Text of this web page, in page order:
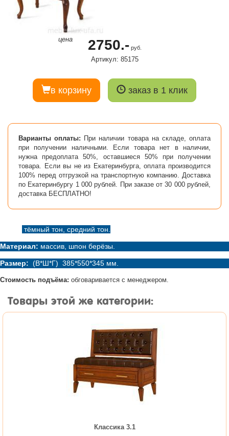
цена 2750.-руб.
Артикул: 85175
в корзину заказ в 1 клик
Варианты оплаты: При наличии товара на складе, оплата
при получении наличными. Если товара нет в наличии,
нужна предоплата 50%, оставшиеся 50% при получении
товара. Если вы не из Екатеринбурга, оплата производится
100% перед отгрузкой на транспортную компанию. Доставка
по Екатеринбургу 1 000 рублей. При заказе от 30 000 рублей,
доставка БЕСПЛАТНО!
тёмный тон, средний тон.
Материал: массив, шпон берёзы.
Размер: (В*Ш*Г) 385*550*345 мм.
Стоимость подъёма: обговаривается с менеджером.
Товары этой же категории:
Классика 3.1